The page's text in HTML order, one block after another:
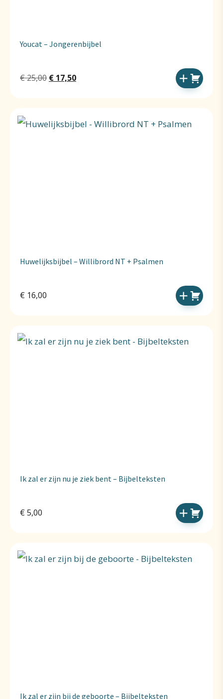
Youcat – Jongerenbijbel
€25,00 Oorspronkelijke
€ 17,50Huidige
Huwelijksbijbel – Willibrord NT + Psalmen
€ 16,00
Ik zal er zijn nu je ziek bent – Bijbelteksten
€ 5,00
Ik zal er zijn bij de geboorte – Bijbelteksten